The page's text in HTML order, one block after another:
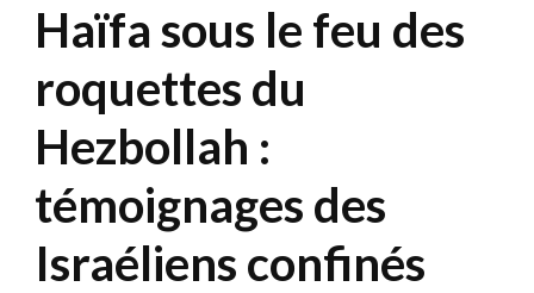
Haïfa sous le feu des
roquettes du
Hezbollah :
témoignages des
Israéliens confinés